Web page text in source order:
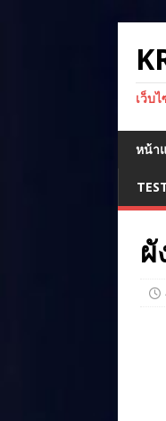
เว็บ
หน้า